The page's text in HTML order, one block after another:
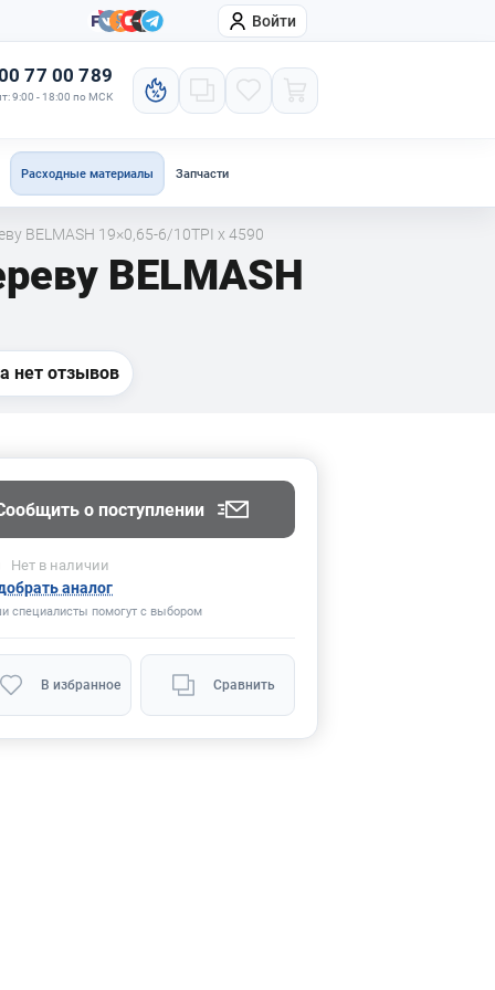
Компания Войти
77 00 789
9:00 - 18:00 по МСК
Расходные материалы Запчасти
BELMASH 19×0,65-6/10TPI x 4590
BELMASH
нет отзывов
о поступлении
Нет в наличии
аналог
специалисты помогут с выбором
В избранное Сравнить